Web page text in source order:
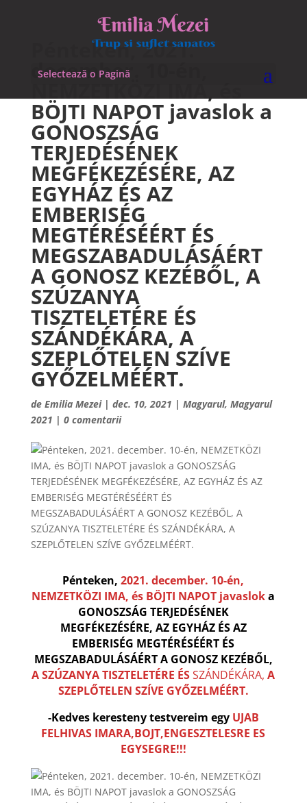
Selectează o Pagină
Pénteken, 2021.
december. 10-én,
BÖJTI NAPOT javaslok a
GONOSZSÁG
TERJEDÉSÉNEK
MEGFÉKEZÉSÉRE, AZ
EGYHÁZ ÉS AZ
EMBERISÉG
MEGTÉRÉSÉÉRT ÉS
MEGSZABADULÁSÁÉRT
A GONOSZ KEZÉBŐL, A
SZÚZANYA
TISZTELETÉRE ÉS
SZÁNDÉKÁRA, A
SZEPLŐTELEN SZÍVE
GYŐZELMÉÉRT.
de Emilia Mezei| dec. 10, 2021 | Magyarul, Magyarul
2021 | 0 comentarii
Pénteken,2021. december. 10-én,
NEMZETKÖZI IMA, és BÖJTI NAPOT javasloka
GONOSZSÁG TERJEDÉSÉNEK
MEGFÉKEZÉSÉRE, AZ EGYHÁZ ÉS AZ
EMBERISÉG MEGTÉRÉSÉÉRT ÉS
MEGSZABADULÁSÁÉRT A GONOSZ KEZÉBŐL,
A SZÚZANYA TISZTELETÉRE ÉSSZÁNDÉKÁRA,A
SZEPLŐTELEN SZÍVE GYŐZELMÉÉRT.
-Kedves keresteny testvereim egy UJAB
FELHIVAS IMARA,BOJT,ENGESZTELESRE ES
EGYSEGRE!!!